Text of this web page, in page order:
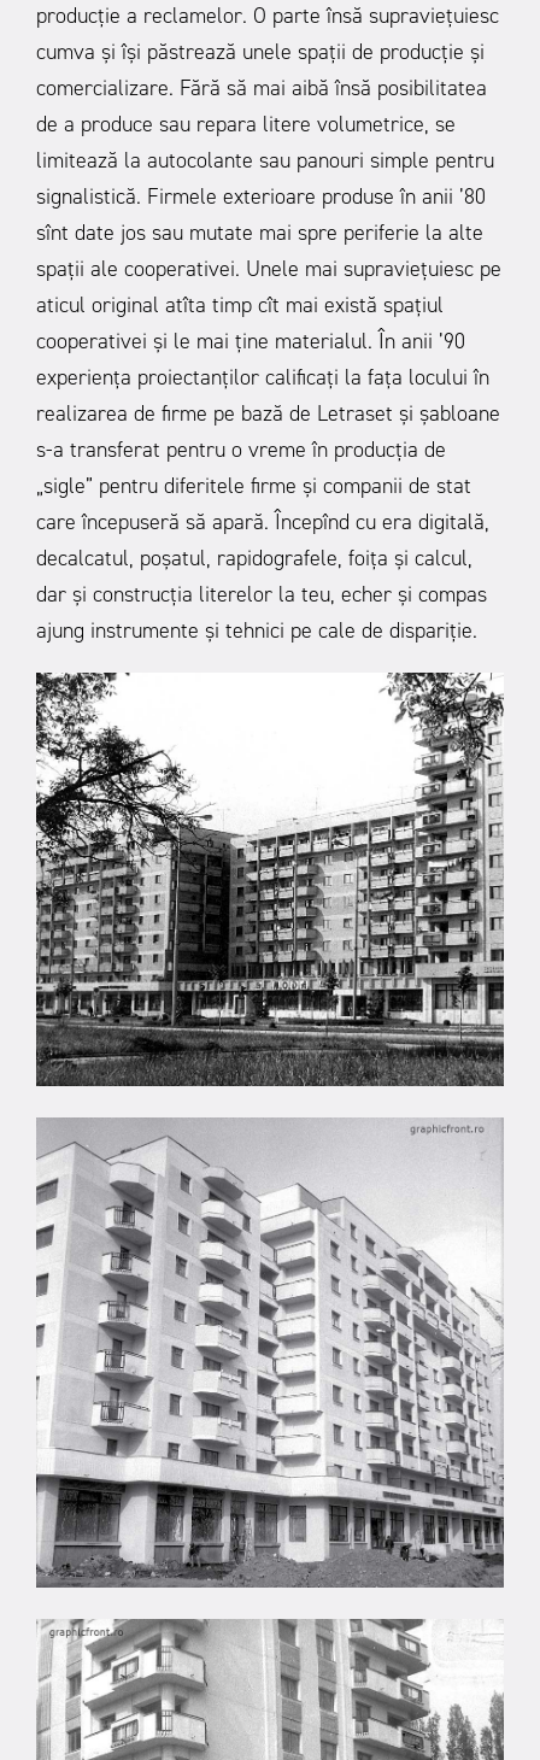
producție a reclamelor. O parte însă supraviețuiesc
cumva și își păstrează unele spații de producție și
comercializare. Fără să mai aibă însă posibilitatea
de a produce sau repara litere volumetrice, se
limitează la autocolante sau panouri simple pentru
signalistică. Firmele exterioare produse în anii ’80
sînt date jos sau mutate mai spre periferie la alte
spații ale cooperativei. Unele mai supraviețuiesc pe
aticul original atîta timp cît mai există spațiul
cooperativei și le mai ține materialul. În anii ’90
experiența proiectanților calificați la fața locului în
realizarea de firme pe bază de Letraset și șabloane
s-a transferat pentru o vreme în producția de
„sigle” pentru diferitele firme și companii de stat
care începuseră să apară. Începînd cu era digitală,
decalcatul, poșatul, rapidografele, foița și calcul,
dar și construcția literelor la teu, echer și compas
ajung instrumente și tehnici pe cale de dispariție.